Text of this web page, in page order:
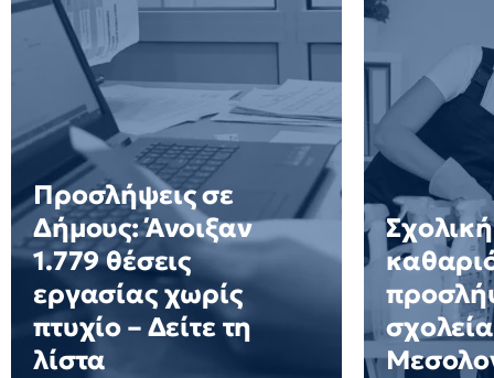
Προσλήψεις σε
Δήμους: Άνοιξαν
1.779 θέσεις
εργασίας χωρίς
πτυχίο – Δείτε τη
λίστα
Σχολική